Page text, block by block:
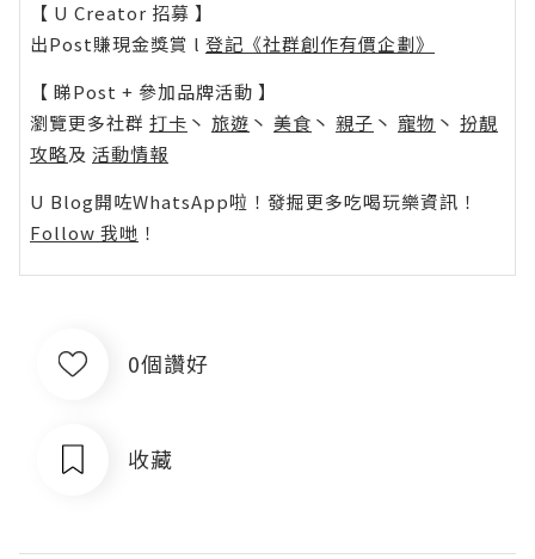
【 U Creator 招募 】
出Post賺現金獎賞 l 登記《社群創作有價企劃》
【 睇Post + 參加品牌活動 】
瀏覽更多社群 打卡 丶 旅遊 丶 美食 丶 親子 丶 寵物 丶 扮靚
攻略及 活動情報
U Blog開咗WhatsApp啦！發掘更多吃喝玩樂資訊！
Follow 我哋 ！
0個讚好
收藏